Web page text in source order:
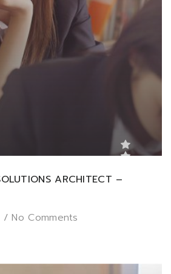
ARCHITECT –
/No Comments